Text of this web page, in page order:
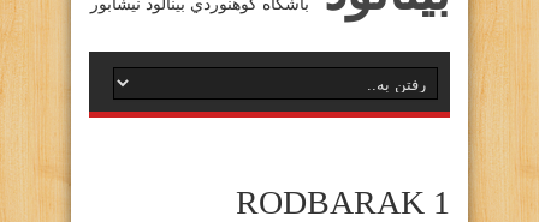
RODBARAK 1